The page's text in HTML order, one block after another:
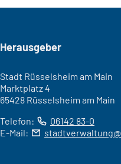
Seitenfuß
Herausgeber
Stadt Rüsselsheim am Main
Marktplatz 4
65428 Rüsselsheim am Main
Telefon:
06142 83-0
E-Mail:
stadtverwaltung